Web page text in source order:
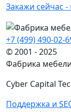
Закажи сейчас -
+7 (499) 490-02-
© 2001 - 2025
Фабрика мебели
Cyber Capital
Поддержка и